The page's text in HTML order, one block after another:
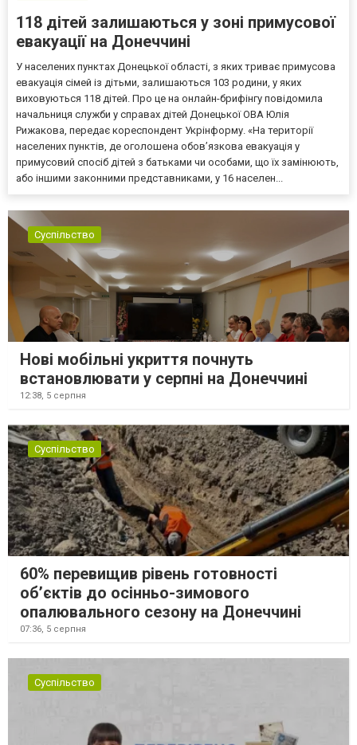
118 дітей залишаються у зоні примусової
евакуації на Донеччині
У населених пунктах Донецької області, з яких триває примусова
евакуація сімей із дітьми, залишаються 103 родини, у яких
виховуються 118 дітей. Про це на онлайн-брифінгу повідомила
начальниця служби у справах дітей Донецької ОВА Юлія
Рижакова, передає кореспондент Укрінформу. «На території
населених пунктів, де оголошена обов’язкова евакуація у
примусовий спосіб дітей з батьками чи особами, що їх замінюють,
або іншими законними представниками, у 16 населен...
Суспільство
Нові мобільні укриття почнуть
встановлювати у серпні на Донеччині
12:38, 5 серпня
Суспільство
60% перевищив рівень готовності
об’єктів до осінньо-зимового
опалювального сезону на Донеччині
07:36, 5 серпня
Суспільство